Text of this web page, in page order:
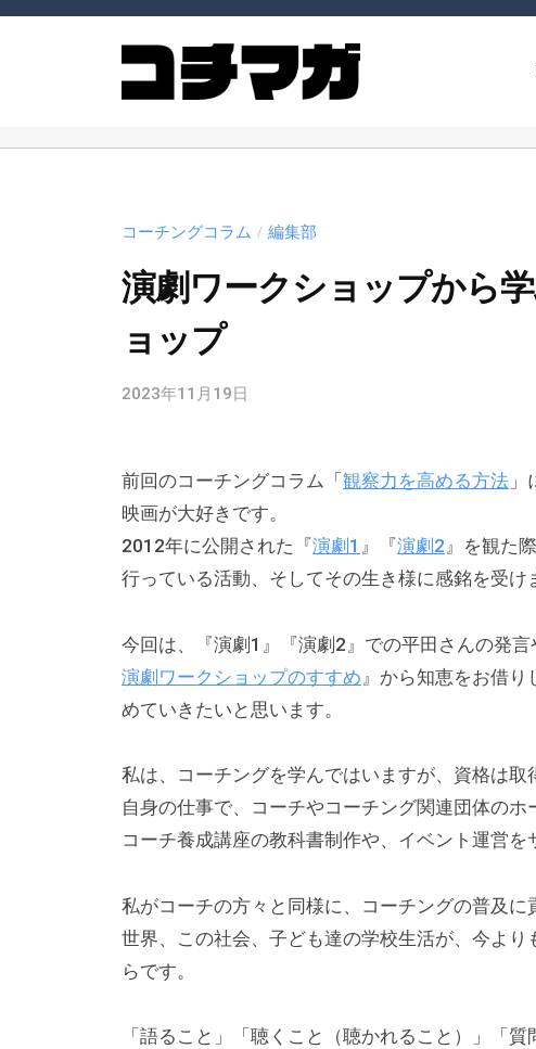
コ
ツ
ー
ン
マ
ガ
ン
コ
チ
マ
ガ
ー
コ
ー
チ
ン
に
す
る
記
事
中
心
に
イ
ン
フ
グ
ラ
フ
ッ
コーチングコラム / 編集部
演劇ワークショップから
ョップ
2023年11月19日
m
_
a
d
n
前回のコーチングコラム「観察力を高める方法
映画が大好きです。
2012年に公開された『演劇1 』『演劇2 』を観た
行っている活動、そしてその生き様に感銘を受け
今回は、『演劇1』『演劇2』での平田さんの発言
演劇ワークショップのすすめ 』から知恵をお借
めていきたいと思います。
私は、コーチングを学んではいますが、資格は取
自身の仕事で、コーチやコーチング関連団体のホ
コーチ養成講座の教科書制作や、イベント運営を
私がコーチの方々と同様に、コーチングの普及
世界、この社会、子ども達の学校生活が、今よ
らです。
「語ること」「聴くこと（聴かれること）」「
ン
ガ
（
コ
チ
マ
）